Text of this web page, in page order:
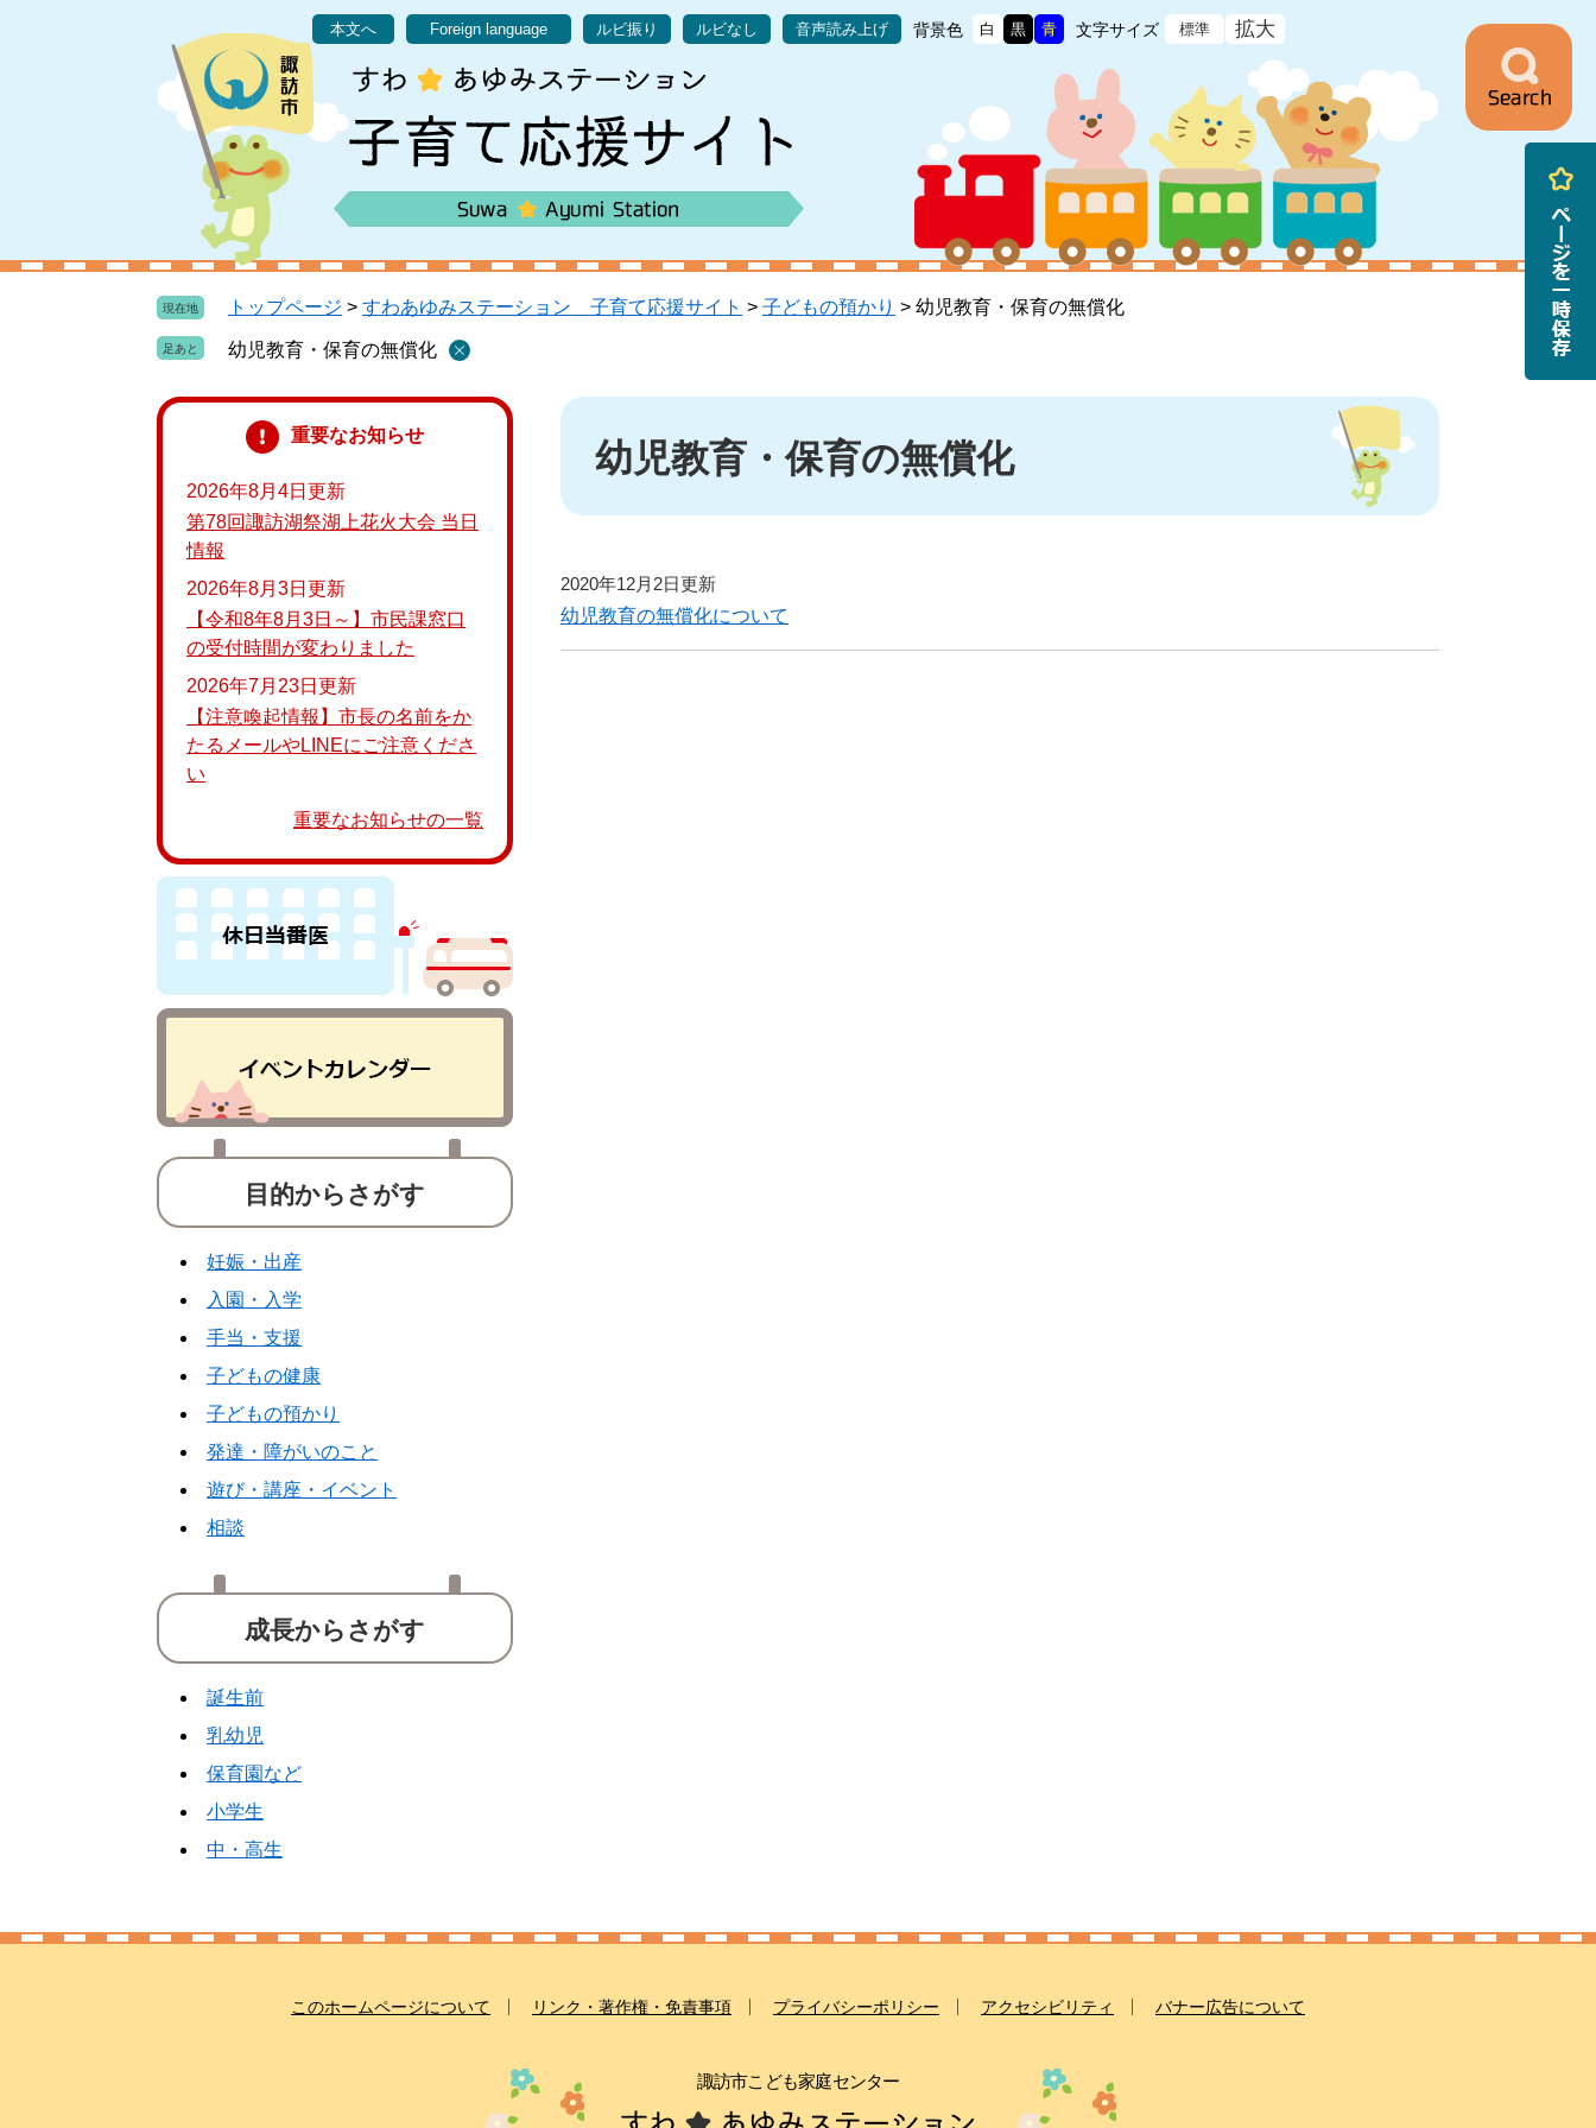
本
ニ
本文へ Foreign language ルビ振り ルビなし 音声読み上げ 背景色 白 黒 青 文字サイズ 標準 拡大
現在地 トップページ > すわあゆみステーション 子育て応援サイト > 子どもの預かり > 幼児教育・保育の無償化
幼児教育・保育の無償化
本
幼児教育・保育の無償化
2020年12月2日更新
幼児教育の無償化について
重要なお知らせ
2026年8月4日更新
第78回諏訪湖祭湖上花火大会 当日
情報
2026年8月3日更新
【令和8年8月3日～】市民課窓口
の受付時間が変わりました
2026年7月23日更新
【注意喚起情報】市長の名前をか
たるメールやLINEにご注意くださ
い
重要なお知らせの一覧
目的からさがす
妊娠・出産
入園・入学
手当・支援
子どもの健康
子どもの預かり
発達・障がいのこと
遊び・講座・イベント
相談
成長からさがす
誕生前
乳幼児
保育園など
小学生
中・高生
このホームページについて リンク・著作権・免責事項 プライバシーポリシー アクセシビリティ バナー広告について
諏訪市こども家庭センター